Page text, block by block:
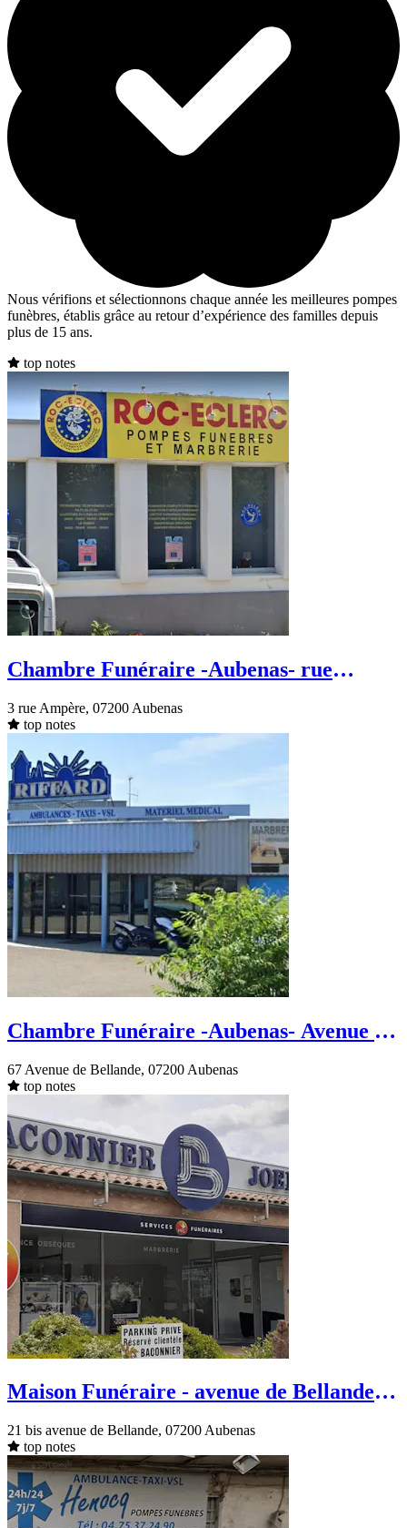
Nous vérifions et sélectionnons chaque année les meilleures pompes
funèbres, établis grâce au retour d’expérience des familles depuis
plus de 15 ans.
top notes
Chambre Funéraire -Aubenas- rue
3 rue Ampère, 07200 Aubenas
top notes
Chambre Funéraire -Aubenas- Avenue de
67 Avenue de Bellande, 07200 Aubenas
top notes
Maison Funéraire - avenue de Bellande -
21 bis avenue de Bellande, 07200 Aubenas
top notes